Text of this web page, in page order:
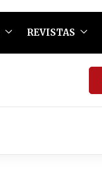
REVISTAS